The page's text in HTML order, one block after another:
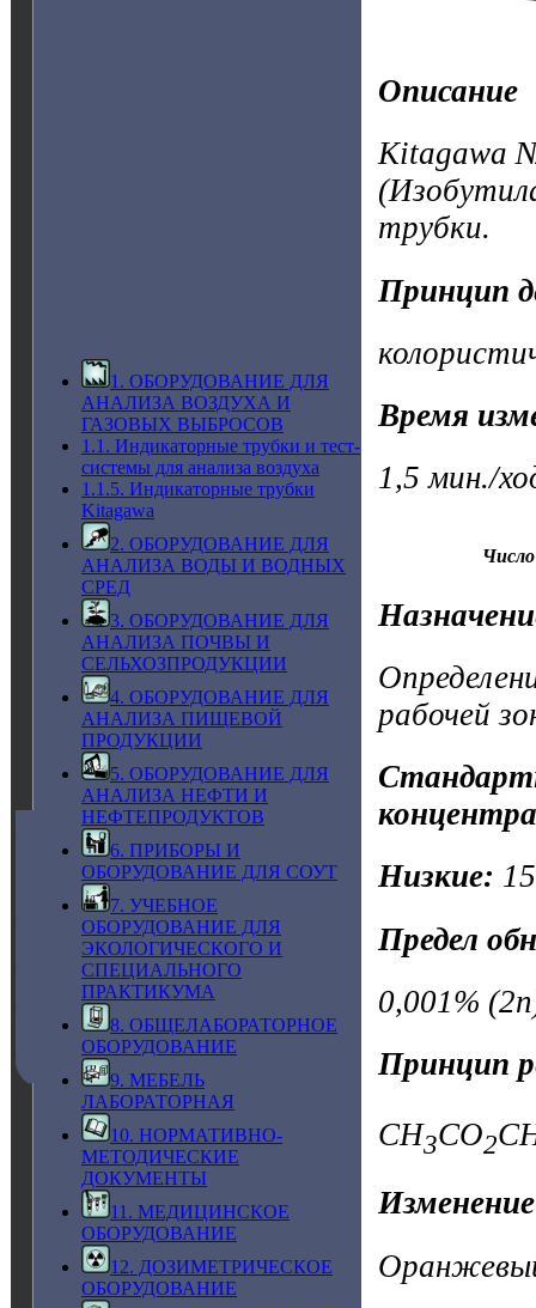
1. ОБОРУДОВАНИЕ ДЛЯ
АНАЛИЗА ВОЗДУХА И
ГАЗОВЫХ ВЫБРОСОВ
1.1. Индикаторные трубки и тест-
системы для анализа воздуха
1.1.5. Индикаторные трубки
Kitagawa
2. ОБОРУДОВАНИЕ ДЛЯ
АНАЛИЗА ВОДЫ И ВОДНЫХ
СРЕД
3. ОБОРУДОВАНИЕ ДЛЯ
АНАЛИЗА ПОЧВЫ И
СЕЛЬХОЗПРОДУКЦИИ
4. ОБОРУДОВАНИЕ ДЛЯ
АНАЛИЗА ПИЩЕВОЙ
ПРОДУКЦИИ
5. ОБОРУДОВАНИЕ ДЛЯ
АНАЛИЗА НЕФТИ И
НЕФТЕПРОДУКТОВ
6. ПРИБОРЫ И
ОБОРУДОВАНИЕ ДЛЯ СОУТ
7. УЧЕБНОЕ
ОБОРУДОВАНИЕ ДЛЯ
ЭКОЛОГИЧЕСКОГО И
СПЕЦИАЛЬНОГО
ПРАКТИКУМА
8. ОБЩЕЛАБОРАТОРНОЕ
ОБОРУДОВАНИЕ
9. МЕБЕЛЬ
ЛАБОРАТОРНАЯ
10. НОРМАТИВНО-
МЕТОДИЧЕСКИЕ
ДОКУМЕНТЫ
11. МЕДИЦИНСКОЕ
ОБОРУДОВАНИЕ
12. ДОЗИМЕТРИЧЕСКОЕ
ОБОРУДОВАНИЕ
Описание
Kitagawa
трубки.
Принцип
Время
1,5 мин./
рабочей
Низкие:
Предел
0,001%
Принцип
CH3CO2